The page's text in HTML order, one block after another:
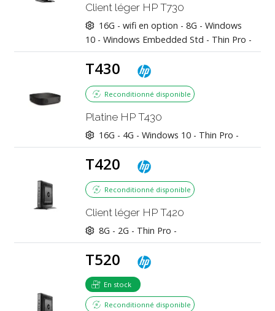
Client léger HP T730
16G - wifi en option - 8G - Windows
10 - Windows Embedded Std - Thin Pro -
T430
Reconditionné disponible
Platine HP T430
16G - 4G - Windows 10 - Thin Pro -
T420
Reconditionné disponible
Client léger HP T420
8G - 2G - Thin Pro -
T520
En stock
Reconditionné disponible